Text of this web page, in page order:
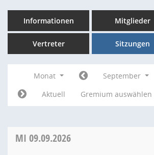
Informationen Mitglieder
Vertreter Sitzungen
Monat September
Aktuell
Gremium auswählen
MI 09.09.2026